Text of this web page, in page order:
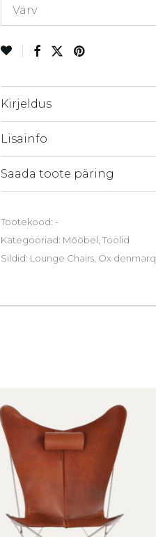
Värv
Kirjeldus
Lisainfo
Saada toote päring
Tootekood: -
Kategooriad: Mööbel Toolid
Sildid: Lounge Chairs Ox denmarq